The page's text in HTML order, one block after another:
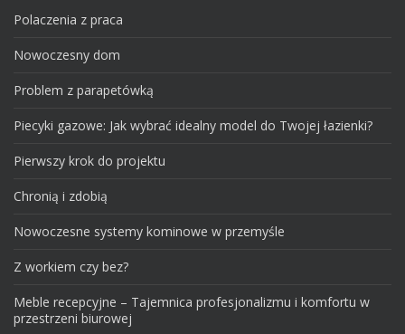
Polaczenia z praca
Nowoczesny dom
Problem z parapetówką
Piecyki gazowe: Jak wybrać idealny model do Twojej łazienki?
Pierwszy krok do projektu
Chronią i zdobią
Nowoczesne systemy kominowe w przemyśle
Z workiem czy bez?
Meble recepcyjne – Tajemnica profesjonalizmu i komfortu w
przestrzeni biurowej